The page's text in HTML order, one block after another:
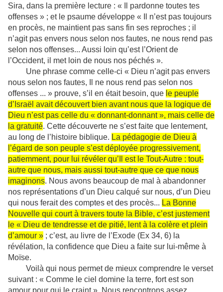
Sira, dans la première lecture : « Il pardonne toutes tes
offenses » ; et le psaume développe « Il n’est pas toujours
en procès, ne maintient pas sans fin ses reproches ; il
n’agit pas envers nous selon nos fautes, ne nous rend pas
selon nos offenses... Aussi loin qu’est l’Orient de
l’Occident, il met loin de nous nos péchés ».
Une phrase comme celle-ci « Dieu n’agit pas envers
nous selon nos fautes, Il ne nous rend pas selon nos
offenses ... » prouve, s’il en était besoin, que le peuple
d’Israël avait découvert bien avant nous que la logique de
Dieu n’est pas celle du « donnant-donnant », mais celle de
la gratuité. Cette découverte ne s’est faite que lentement,
au long de l’histoire biblique. La pédagogie de Dieu à
l’égard de son peuple s’est déployée progressivement,
patiemment, pour lui révéler qu’Il est le Tout-Autre : tout-
autre que nous, mais aussi tout-autre que ce que nous
imaginons. Nous avons beaucoup de mal à abandonner
nos représentations d’un Dieu calqué sur nous, d’un Dieu
qui nous ferait des comptes et des procès... La Bonne
Nouvelle qui court à travers toute la Bible, c’est justement
le « Dieu de tendresse et de pitié, lent à la colère et plein
d’amour » ; c’est, au livre de l’Exode (Ex 34, 6) la
révélation, la confidence que Dieu a faite sur lui-même à
Moïse.
Voilà qui nous permet de mieux comprendre le verset
suivant : « Comme le ciel domine la terre, fort est son